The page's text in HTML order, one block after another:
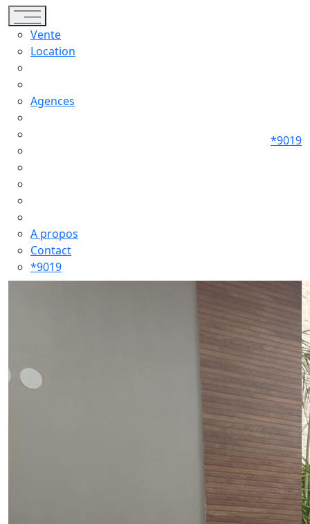
Toggle navigation
Vente
Location
Agences
A propos
Contact
*9019
*9019